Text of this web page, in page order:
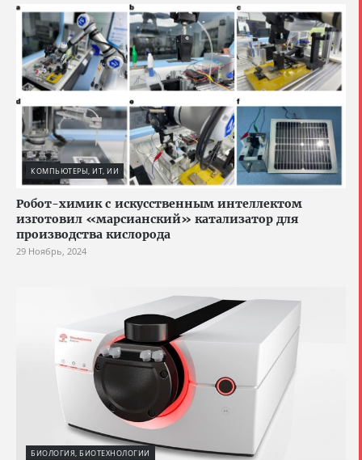
КОМПЬЮТЕРЫ, ИТ, ИИ
Робот-химик с искусственным интеллектом
изготовил «марсианский» катализатор для
производства кислорода
29 Ноябрь, 2024
БИОЛОГИЯ, БИОТЕХНОЛОГИИ